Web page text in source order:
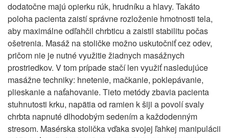
dodatočne majú opierku rúk, hrudníku a hlavy. Takáto
poloha pacienta zaistí správne rozloženie hmotnosti tela,
aby maximálne odľahčil chrbticu a zaistil stabilitu počas
ošetrenia. Masáž na stoličke možno uskutočniť cez odev,
pričom nie je nutné využitie žiadnych masážnych
prostriedkov. V tom prípade stačí len využiť nasledujúce
masážne techniky: hnetenie, mačkanie, poklepávanie,
plieskanie a naťahovanie. Tieto metódy zbavia pacienta
stuhnutosti krku, napätia od ramien k šiji a povolí svaly
chrbta napnuté dlhodobým sedením a každodenným
stresom. Masérska stolička vďaka svojej ľahkej manipulácii